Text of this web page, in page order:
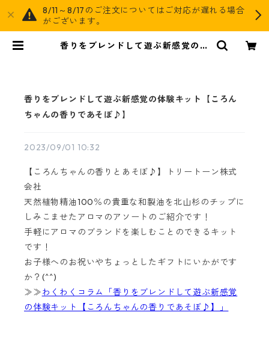
8/11～8/17のご注文についてはご対応が遅れる場合
がございます。
香りをブレンドして遊ぶ新感覚の体
香りをブレンドして遊ぶ新感覚の体験キット【ころん
ちゃんの香りであそぼ♪】
2023/09/01 10:32
【ころんちゃんの香りとあそぼ♪】トリートーン株式
会社
天然植物精油100％の貴重な和製油を北山杉のチップに
しみこませたアロマのアソートのご紹介です！
手軽にアロマのブランドを楽しむことのできるキット
です！
お子様へのお祝いやちょっとしたギフトにいかがです
か？(^^)
≫≫わくわくコラム「香りをブレンドして遊ぶ新感覚
の体験キット【ころんちゃんの香りであそぼ♪】」